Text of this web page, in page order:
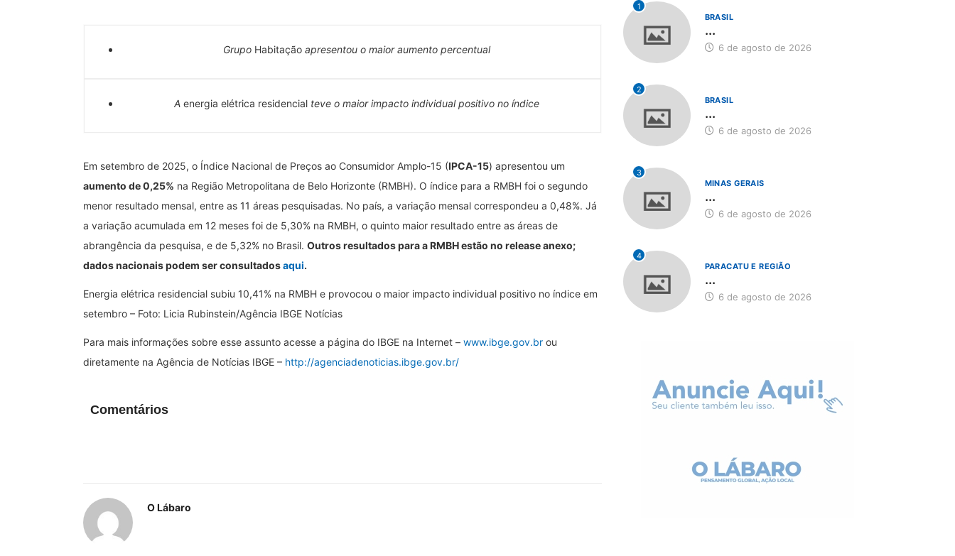
Grupo Habitação apresentou o maior aumento percentual
A energia elétrica residencial teve o maior impacto individual positivo no índice
Em setembro de 2025, o Índice Nacional de Preços ao Consumidor Amplo-15 (IPCA-15) apresentou um
aumento de 0,25% na Região Metropolitana de Belo Horizonte (RMBH). O índice para a RMBH foi o segundo
menor resultado mensal, entre as 11 áreas pesquisadas. No país, a variação mensal correspondeu a 0,48%. Já
a variação acumulada em 12 meses foi de 5,30% na RMBH, o quinto maior resultado entre as áreas de
abrangência da pesquisa, e de 5,32% no Brasil. Outros resultados para a RMBH estão no release anexo;
dados nacionais podem ser consultadosaqui.
Energia elétrica residencial subiu 10,41% na RMBH e provocou o maior impacto individual positivo no índice em
setembro – Foto: Licia Rubinstein/Agência IBGE Notícias
Para mais informações sobre esse assunto acesse a página do IBGE na Internet – www.ibge.gov.br ou
diretamente na Agência de Notícias IBGE – http://agenciadenoticias.ibge.gov.br/
Comentários
O Lábaro
1
BRASIL
...
6 de agosto de 2026
2
BRASIL
...
6 de agosto de 2026
3
MINAS GERAIS
...
6 de agosto de 2026
4
PARACATU E REGIÃO
...
6 de agosto de 2026